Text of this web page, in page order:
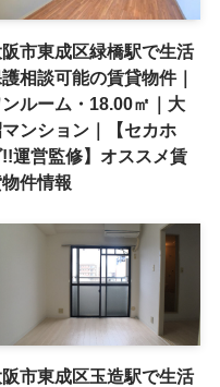
市東成区緑橋駅で生活
相談可能の賃貸物件｜
ンルーム・18.00㎡｜大
ンション｜【セカホ
!!運営監修】オススメ賃
件情報
市東成区玉造駅で生活